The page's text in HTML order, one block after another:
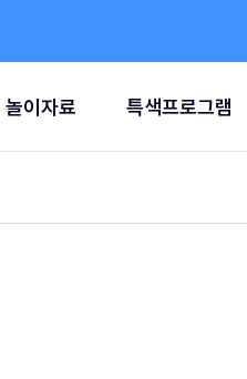
놀이자료 특색프로그램